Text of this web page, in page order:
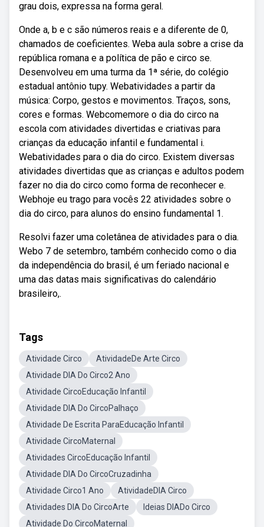
grau dois, expressa na forma geral.
Onde a, b e c são números reais e a diferente de 0,
chamados de coeficientes. Weba aula sobre a crise da
república romana e a política de pão e circo se.
Desenvolveu em uma turma da 1ª série, do colégio
estadual antônio tupy. Webatividades a partir da
música: Corpo, gestos e movimentos. Traços, sons,
cores e formas. Webcomemore o dia do circo na
escola com atividades divertidas e criativas para
crianças da educação infantil e fundamental i.
Webatividades para o dia do circo. Existem diversas
atividades divertidas que as crianças e adultos podem
fazer no dia do circo como forma de reconhecer e.
Webhoje eu trago para vocês 22 atividades sobre o
dia do circo, para alunos do ensino fundamental 1.
Resolvi fazer uma coletânea de atividades para o dia.
Webo 7 de setembro, também conhecido como o dia
da independência do brasil, é um feriado nacional e
uma das datas mais significativas do calendário
brasileiro,.
Tags
Atividade Circo
AtividadeDe Arte Circo
Atividade DIA Do Circo2 Ano
Atividade CircoEducação Infantil
Atividade DIA Do CircoPalhaço
Atividade De Escrita ParaEducação Infantil
Atividade CircoMaternal
Atividades CircoEducação Infantil
Atividade DIA Do CircoCruzadinha
Atividade Circo1 Ano
AtividadeDIA Circo
Atividades DIA Do CircoArte
Ideias DIADo Circo
Atividade Do CircoMaternal